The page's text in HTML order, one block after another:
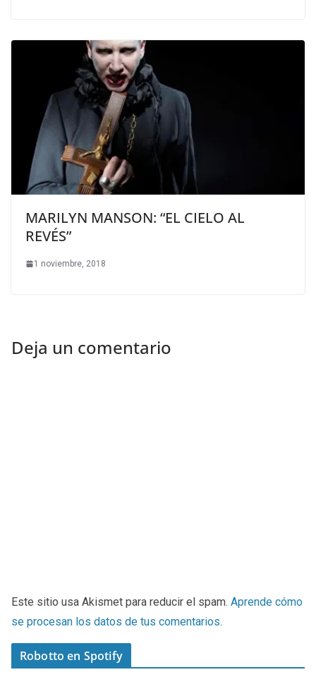
MARILYN MANSON: “EL CIELO AL
REVÉS”
1 noviembre, 2018
Deja un comentario
Este sitio usa Akismet para reducir el spam. Aprende cómo
se procesan los datos de tus comentarios.
Robotto en Spotify